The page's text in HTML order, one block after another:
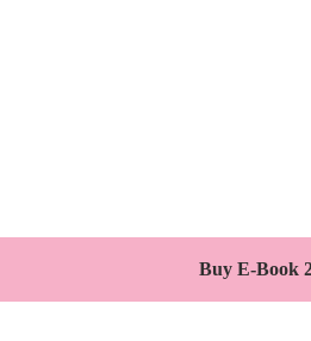
Buy E-Book